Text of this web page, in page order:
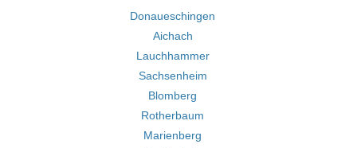
Donaueschingen
Aichach
Lauchhammer
Sachsenheim
Blomberg
Rotherbaum
Marienberg